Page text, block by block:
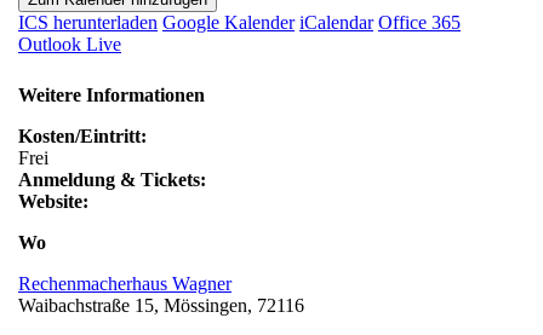
ICS herunterladen Google Kalender iCalendar Office 365
Outlook Live
Weitere Informationen
Kosten/Eintritt:
Frei
Anmeldung & Tickets:
Website:
Wo
Rechenmacherhaus Wagner
Waibachstraße 15, Mössingen, 72116